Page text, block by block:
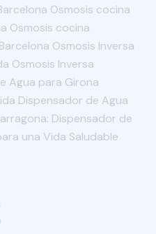
Osmosis cocina
Osmosis cocina
Osmosis Inversa
Osmosis Inversa
Agua para Girona
Dispensador de Agua
Dispensador de
una Vida Saludable